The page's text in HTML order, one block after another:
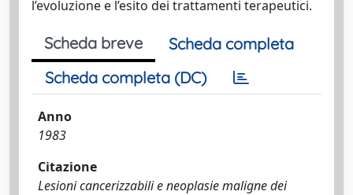
l’evoluzione e l’esito dei trattamenti terapeutici.
Scheda breve
Scheda completa
Scheda completa (DC)
Anno
1983
Citazione
Lesioni cancerizzabili e neoplasie maligne dei